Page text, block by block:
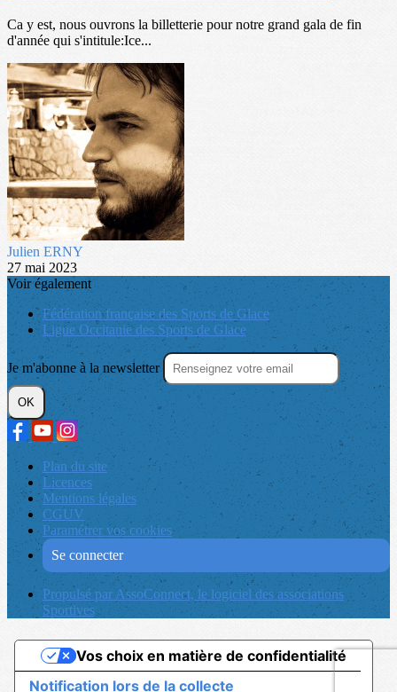
Ca y est, nous ouvrons la billetterie pour notre grand gala de fin
d'année qui s'intitule:Ice...
Julien ERNY
27 mai 2023
Voir également
Fédération française des Sports de Glace
Ligue Occitanie des Sports de Glace
Je m'abonne à la newsletter
OK
Plan du site
Licences
Mentions légales
CGUV
Paramétrer vos cookies
Se connecter
Propulsé par AssoConnect, le logiciel des associations
Sportives
Notification lors de la collecte
Vos choix en matière de confidentialité